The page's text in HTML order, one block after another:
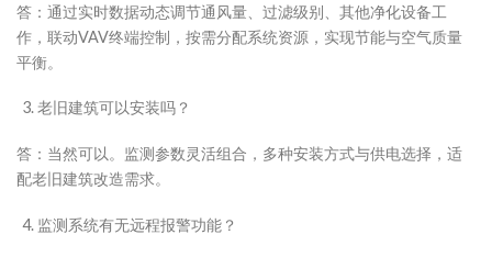
答：通过实时数据动态调节通风量、过滤级别、其他净化设备工
作，联动VAV终端控制，按需分配系统资源，实现节能与空气质量
平衡。
老旧建筑可以安装吗？
答：当然可以。监测参数灵活组合，多种安装方式与供电选择，适
配老旧建筑改造需求。
监测系统有无远程报警功能？